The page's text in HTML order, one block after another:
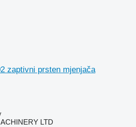
zaptivni prsten mjenjača
LTD